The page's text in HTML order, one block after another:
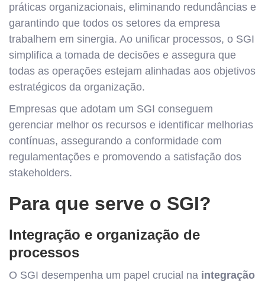
práticas organizacionais, eliminando redundâncias e
garantindo que todos os setores da empresa
trabalhem em sinergia. Ao unificar processos, o SGI
simplifica a tomada de decisões e assegura que
todas as operações estejam alinhadas aos objetivos
estratégicos da organização.
Empresas que adotam um SGI conseguem
gerenciar melhor os recursos e identificar melhorias
contínuas, assegurando a conformidade com
regulamentações e promovendo a satisfação dos
stakeholders.
Para que serve o SGI?
Integração e organização de
processos
O SGI desempenha um papel crucial na integração